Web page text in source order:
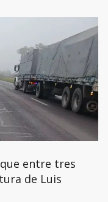
entre tres
de Luis